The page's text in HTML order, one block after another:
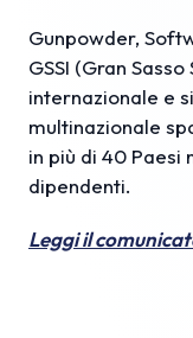
Gunpowder,
GSSI (Gran
internazionale e
multinazionale
in più di 40
dipendenti.
Leggi il